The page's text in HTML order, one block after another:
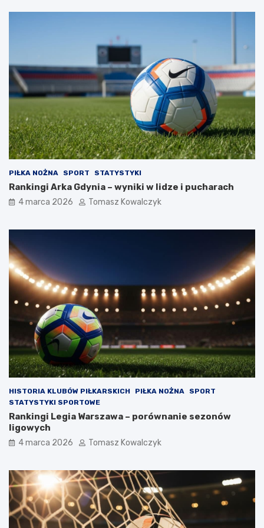
PIŁKA NOŻNA SPORT STATYSTYKI
Rankingi Arka Gdynia – wyniki w lidze i pucharach
4 marca 2026 Tomasz Kowalczyk
HISTORIA KLUBÓW PIŁKARSKICH PIŁKA NOŻNA
SPORT
STATYSTYKI SPORTOWE
Rankingi Legia Warszawa – porównanie sezonów
ligowych
4 marca 2026 Tomasz Kowalczyk